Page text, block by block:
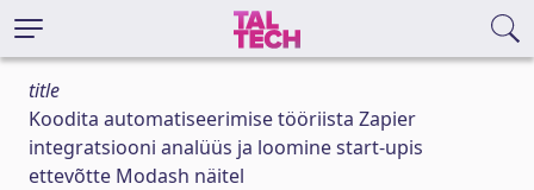
title
Koodita automatiseerimise tööriista Zapier
integratsiooni analüüs ja loomine start-upis
ettevõtte Modash näitel